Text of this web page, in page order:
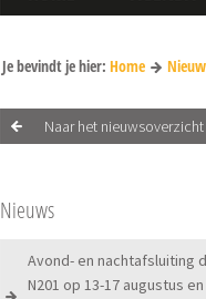
Je bevindt je hier: Home
Naar het nieuwsoverzicht
Nieuws
Avond- en nachtafsluiting
N201 op 13-17 augustus